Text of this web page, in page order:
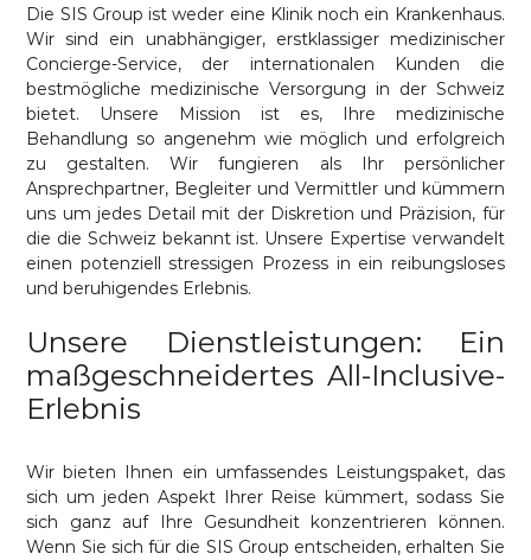
Die SIS Group ist weder eine Klinik noch ein Krankenhaus.
Wir sind ein unabhängiger, erstklassiger medizinischer
Concierge-Service, der internationalen Kunden die
bestmögliche medizinische Versorgung in der Schweiz
bietet. Unsere Mission ist es, Ihre medizinische
Behandlung so angenehm wie möglich und erfolgreich
zu gestalten. Wir fungieren als Ihr persönlicher
Ansprechpartner, Begleiter und Vermittler und kümmern
uns um jedes Detail mit der Diskretion und Präzision, für
die die Schweiz bekannt ist. Unsere Expertise verwandelt
einen potenziell stressigen Prozess in ein reibungsloses
und beruhigendes Erlebnis.
Unsere Dienstleistungen: Ein
maßgeschneidertes All-Inclusive-
Erlebnis
Wir bieten Ihnen ein umfassendes Leistungspaket, das
sich um jeden Aspekt Ihrer Reise kümmert, sodass Sie
sich ganz auf Ihre Gesundheit konzentrieren können.
Wenn Sie sich für die SIS Group entscheiden, erhalten Sie